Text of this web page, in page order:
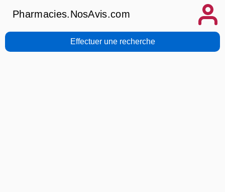
Pharmacies.NosAvis.com
Effectuer une recherche